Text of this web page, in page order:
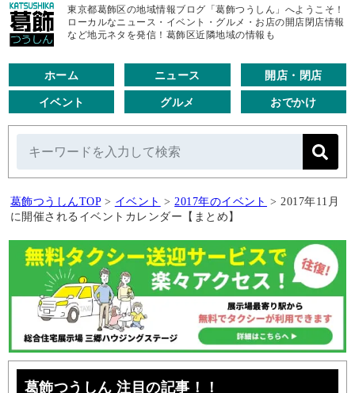
東京都葛飾区の地域情報ブログ「葛飾つうしん」へようこそ！
ローカルなニュース・イベント・グルメ・お店の開店閉店情報
など地元ネタを発信！葛飾区近隣地域の情報も
ホーム ニュース 開店・閉店
イベント グルメ おでかけ
葛飾つうしんTOP > イベント > 2017年のイベント > 2017年11月
に開催されるイベントカレンダー【まとめ】
葛飾つうしん 注目の記事！！